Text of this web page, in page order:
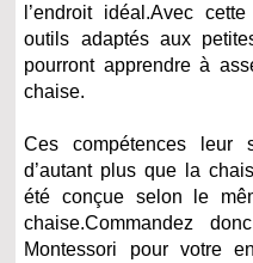
l’endroit idéal.Avec
outils adaptés aux
pourront apprendre à
chaise.
Ces compétences leur
d’autant plus que la
été conçue selon le
chaise.Commandez
Montessori pour votre